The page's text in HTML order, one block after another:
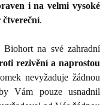
i na velmi vysoké
čtvereční.
Biohort na své zahradní
rezivění a naprostou
nevyžaduje žádnou
Vám pouze usnadnil